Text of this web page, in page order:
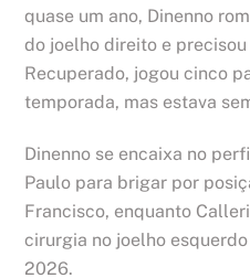
quase um ano, Dinenno
do joelho direito e
Recuperado, jogou cinco
temporada, mas estava
Dinenno se encaixa no
Paulo para brigar por
Francisco, enquanto
cirurgia no joelho
2026.